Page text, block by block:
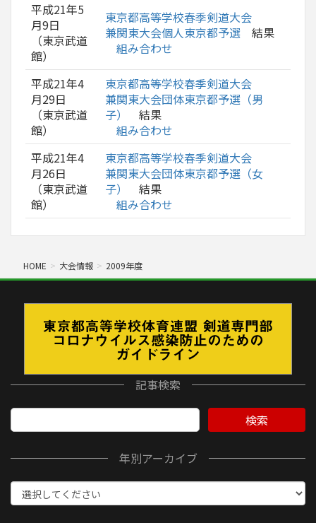
平成21年5
月9日
（東京武道
館）
東京都高等学校春季剣道大会
兼関東大会個人東京都予選 結果
組み合わせ
平成21年4
月29日
（東京武道
館）
東京都高等学校春季剣道大会
兼関東大会団体東京都予選（男
子）
結果
組み合わせ
平成21年4
月26日
（東京武道
館）
東京都高等学校春季剣道大会
兼関東大会団体東京都予選（女
子）
結果
組み合わせ
HOME 大会情報 2009年度
記事検索
検索
年別アーカイブ